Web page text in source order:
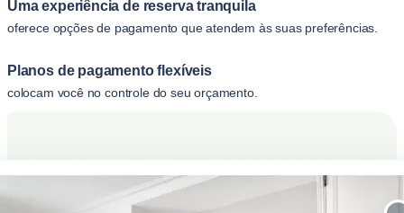
Uma experiência de reserva tranquila
oferece opções de pagamento que atendem às suas preferências.
Planos de pagamento flexíveis
colocam você no controle do seu orçamento.